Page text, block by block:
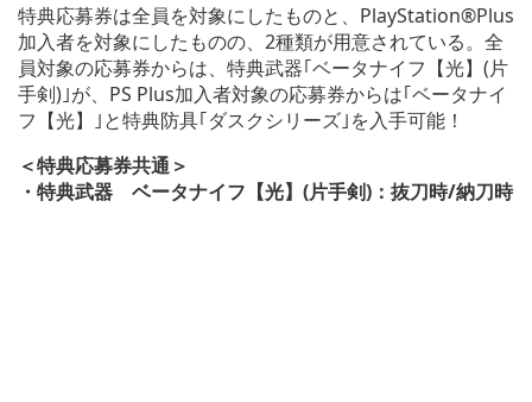
特典応募券は全員を対象にしたものと、PlayStation®Plus
加入者を対象にしたものの、2種類が用意されている。全
員対象の応募券からは、特典武器｢ベータナイフ【光】(片
手剣)｣が、PS Plus加入者対象の応募券からは｢ベータナイ
フ【光】｣と特典防具｢ダスクシリーズ｣を入手可能！
＜特典応募券共通＞
・特典武器 ベータナイフ【光】(片手剣)：抜刀時/納刀時